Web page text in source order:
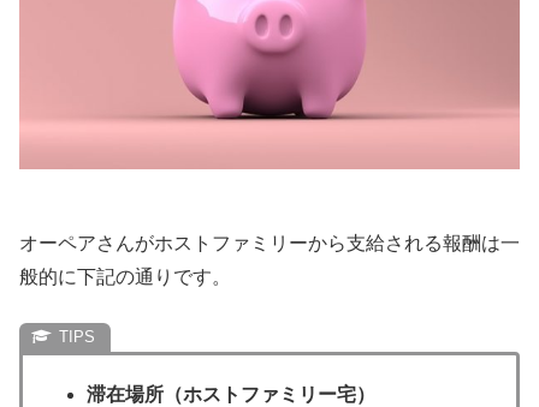
オーペアさんがホストファミリーから支給される報酬は一
般的に下記の通りです。
滞在場所（ホストファミリー宅）